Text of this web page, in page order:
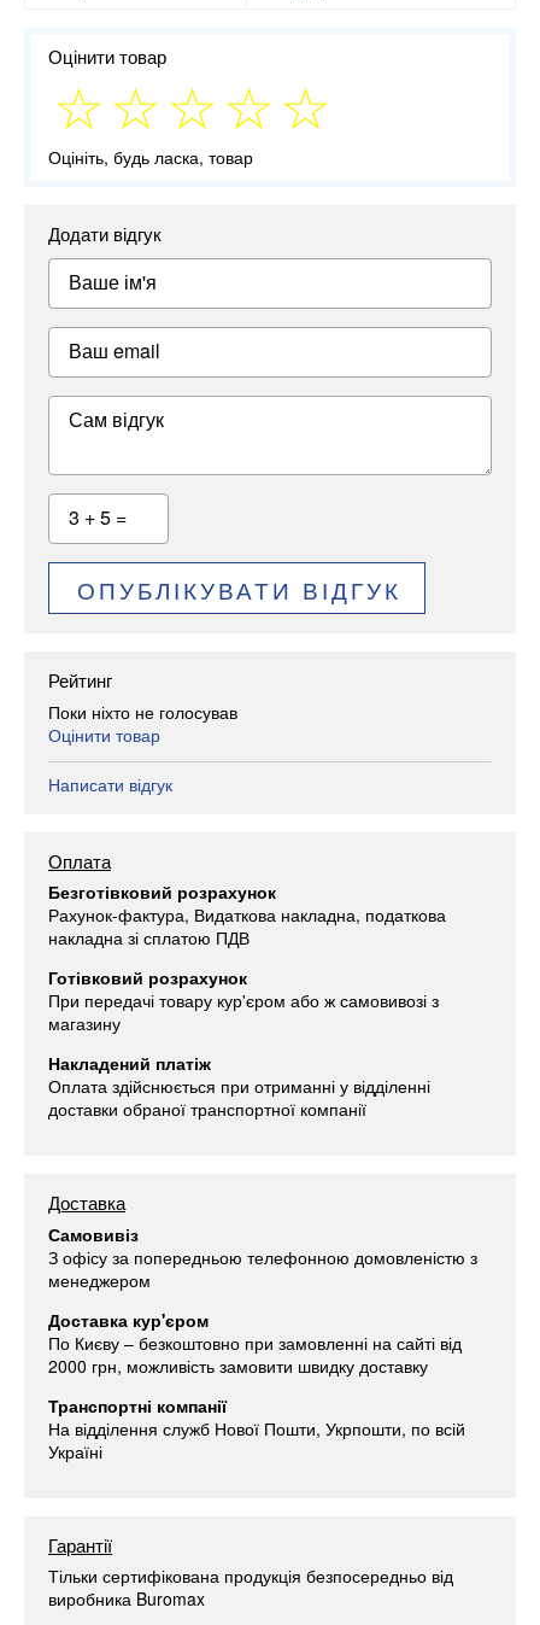
Оцінити товар
Оцініть, будь ласка, товар
Додати відгук
Ваше ім'я
Ваш email
Сам відгук
3 + 5 =
ОПУБЛІКУВАТИ ВІДГУК
Рейтинг
Поки ніхто не голосував
Оцінити товар
Написати відгук
Оплата
Безготівковий розрахунок
Рахунок-фактура, Видаткова накладна, податкова
накладна зі сплатою ПДВ
Готівковий розрахунок
При передачі товару кур'єром або ж самовивозі з
магазину
Накладений платіж
Оплата здійснюється при отриманні у відділенні
доставки обраної транспортної компанії
Доставка
Самовивіз
З офісу за попередньою телефонною домовленістю з
менеджером
Доставка кур'єром
По Києву – безкоштовно при замовленні на сайті від
2000 грн, можливість замовити швидку доставку
Транспортні компанії
На відділення служб Нової Пошти, Укрпошти, по всій
Україні
Гарантії
Тільки сертифікована продукція безпосередньо від
виробника Buromax